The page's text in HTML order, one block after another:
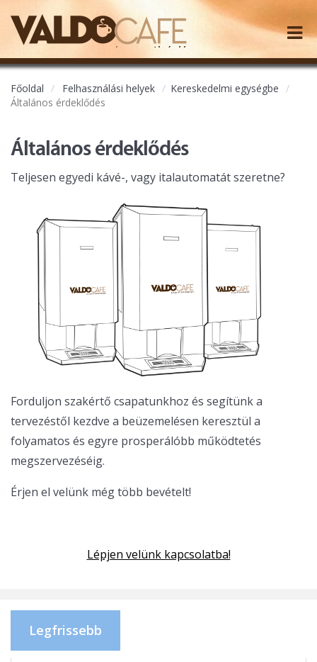
Főoldal Felhasználási helyek
Kereskedelmi egységbe
Általános érdeklődés
Általános érdeklődés
Teljesen egyedi kávé-, vagy italautomatát szeretne?
Forduljon szakértő csapatunkhoz és segítünk a
tervezéstől kezdve a beüzemelésen keresztül a
folyamatos és egyre prosperálóbb működtetés
megszervezéséig.
Érjen el velünk még több bevételt!
Lépjen velünk kapcsolatba!
Legfrissebb